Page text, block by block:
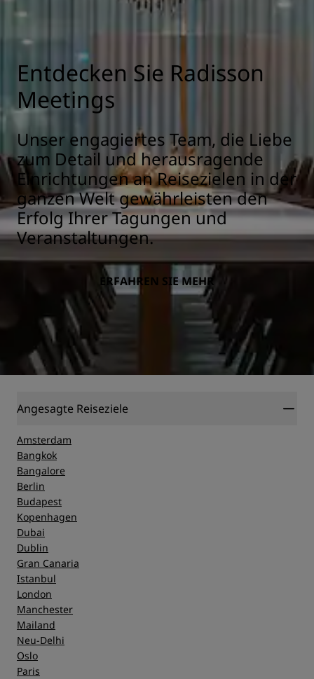
Entdecken Sie Radisson
Meetings
Unser engagiertes Team, die Liebe
zum Detail und herausragende
Einrichtungen an Reisezielen in der
ganzen Welt gewährleisten den
Erfolg Ihrer Tagungen und
Veranstaltungen.
ERFAHREN SIE MEHR
Angesagte Reiseziele
Amsterdam
Bangkok
Bangalore
Berlin
Budapest
Kopenhagen
Dubai
Dublin
Gran Canaria
Istanbul
London
Manchester
Mailand
Neu-Delhi
Oslo
Paris